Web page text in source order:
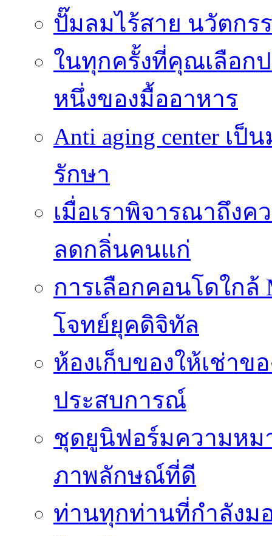
ปั๊มลมไร้สาย นวัตก
ในทุกครั้งที่คุณเลือก
หนึ่งของมื้ออาหาร
Anti aging center เ
รักษา
เมื่อเราพิจารณาถึง
ลดกลิ่นคนแก่
การเลือกคอนโดใก
โจทย์ยุคดิจิทัล
ห้องเก็บของให้เช่าข
ประสบการณ์
ชุดยูนิฟอร์มความหม
ภาพลักษณ์ที่ดี
ท่านทุกท่านที่กำลังม